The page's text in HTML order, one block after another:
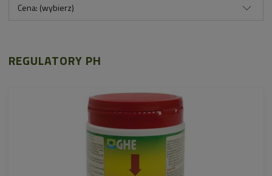
Cena: (wybierz)
REGULATORY PH